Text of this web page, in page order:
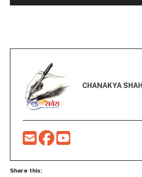
CHANAKYA SHAH
Share this: